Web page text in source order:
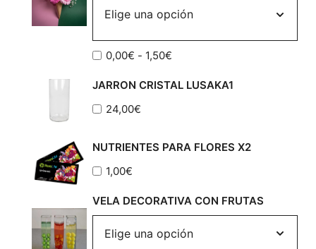
0,00€ - 1,50€Rango
precios:
hasta
JARRON CRISTAL LUSAKA1
24,00€
NUTRIENTES PARA FLORES X2
1,00€
VELA DECORATIVA CON FRUTAS